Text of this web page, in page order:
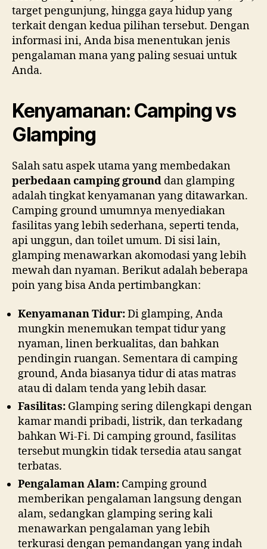
target pengunjung, hingga gaya hidup yang
terkait dengan kedua pilihan tersebut. Dengan
informasi ini, Anda bisa menentukan jenis
pengalaman mana yang paling sesuai untuk
Anda.
Kenyamanan: Camping vs
Glamping
Salah satu aspek utama yang membedakan
perbedaan camping ground dan glamping
adalah tingkat kenyamanan yang ditawarkan.
Camping ground umumnya menyediakan
fasilitas yang lebih sederhana, seperti tenda,
api unggun, dan toilet umum. Di sisi lain,
glamping menawarkan akomodasi yang lebih
mewah dan nyaman. Berikut adalah beberapa
poin yang bisa Anda pertimbangkan:
Kenyamanan Tidur:Di glamping, Anda
mungkin menemukan tempat tidur yang
nyaman, linen berkualitas, dan bahkan
pendingin ruangan. Sementara di camping
ground, Anda biasanya tidur di atas matras
atau di dalam tenda yang lebih dasar.
Fasilitas: Glamping sering dilengkapi dengan
kamar mandi pribadi, listrik, dan terkadang
bahkan Wi-Fi. Di camping ground, fasilitas
tersebut mungkin tidak tersedia atau sangat
terbatas.
Pengalaman Alam: Camping ground
memberikan pengalaman langsung dengan
alam, sedangkan glamping sering kali
menawarkan pengalaman yang lebih
terkurasi dengan pemandangan yang indah